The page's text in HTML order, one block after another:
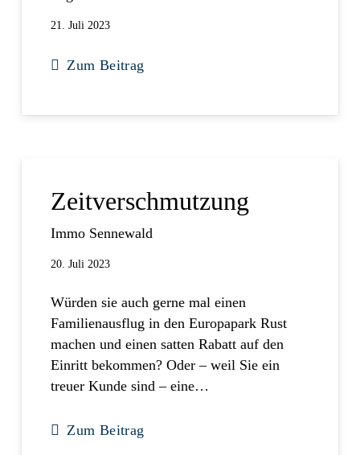
21. Juli 2023
Zum Beitrag
Zeitverschmutzung
Immo Sennewald
20. Juli 2023
Würden sie auch gerne mal einen
Familienausflug in den Europapark Rust
machen und einen satten Rabatt auf den
Einritt bekommen? Oder – weil Sie ein
treuer Kunde sind – eine…
Zum Beitrag